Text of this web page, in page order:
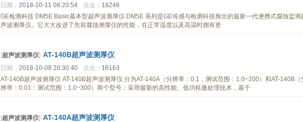
日期： 2018-10-11 08:20:54 点击： 16248
GE检测科技 DM5E Basic基本型超声波测厚仪 DM5E 系列是GE传感与检测科技推出的最新一代便携式腐蚀监测
声波测厚仪。它大大改进了先前腐蚀测厚仪的性能，在正常温度以及高温时拥有更
[超声波测厚仪] AT-140B超声波测厚仪
日期： 2018-10-08 20:30:40 点击： 16163
AT-140B超声波测厚仪 AT-140B超声波测厚仪 分为AT-140A（分辨率：0.1；测试范围：1.0~200）和AT-140B（
辨率：0.01；测试范围：1.0~300）两个型号；采用最新的高性能、低功耗微处理技术，基于
[超声波测厚仪] AT-140A超声波测厚仪